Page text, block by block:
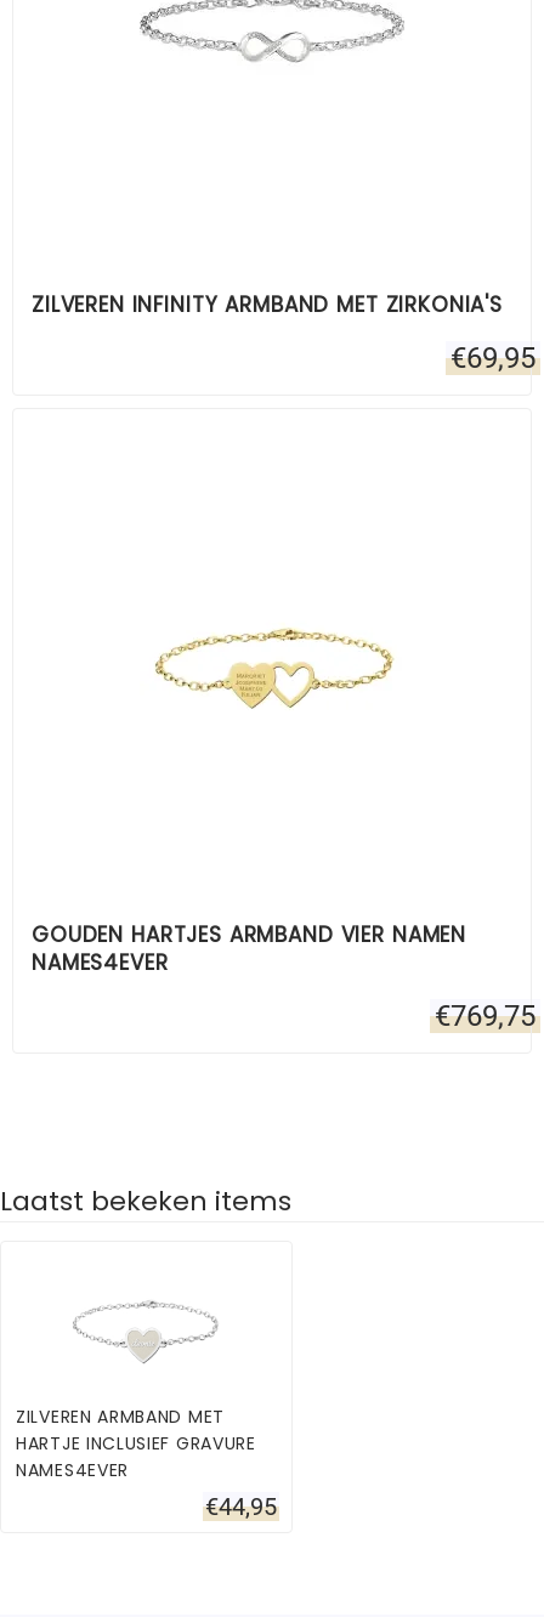
ZILVEREN INFINITY ARMBAND MET ZIRKONIA'S
€69,95
GOUDEN HARTJES ARMBAND VIER NAMEN
NAMES4EVER
€769,75
Laatst bekeken items
ZILVEREN ARMBAND MET
HARTJE INCLUSIEF GRAVURE
NAMES4EVER
€44,95